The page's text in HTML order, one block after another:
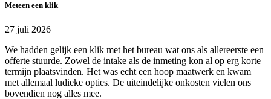
Meteen een klik
27 juli 2026
We hadden gelijk een klik met het bureau wat ons als allereerste een
offerte stuurde. Zowel de intake als de inmeting kon al op erg korte
termijn plaatsvinden. Het was echt een hoop maatwerk en kwam
met allemaal ludieke opties. De uiteindelijke onkosten vielen ons
bovendien nog alles mee.